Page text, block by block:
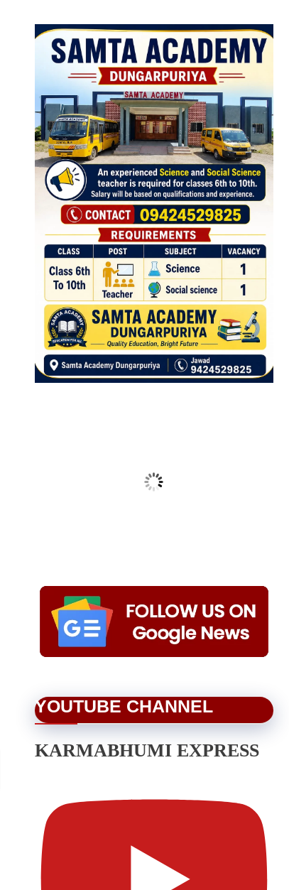
YOUTUBE CHANNEL
KARMABHUMI EXPRESS